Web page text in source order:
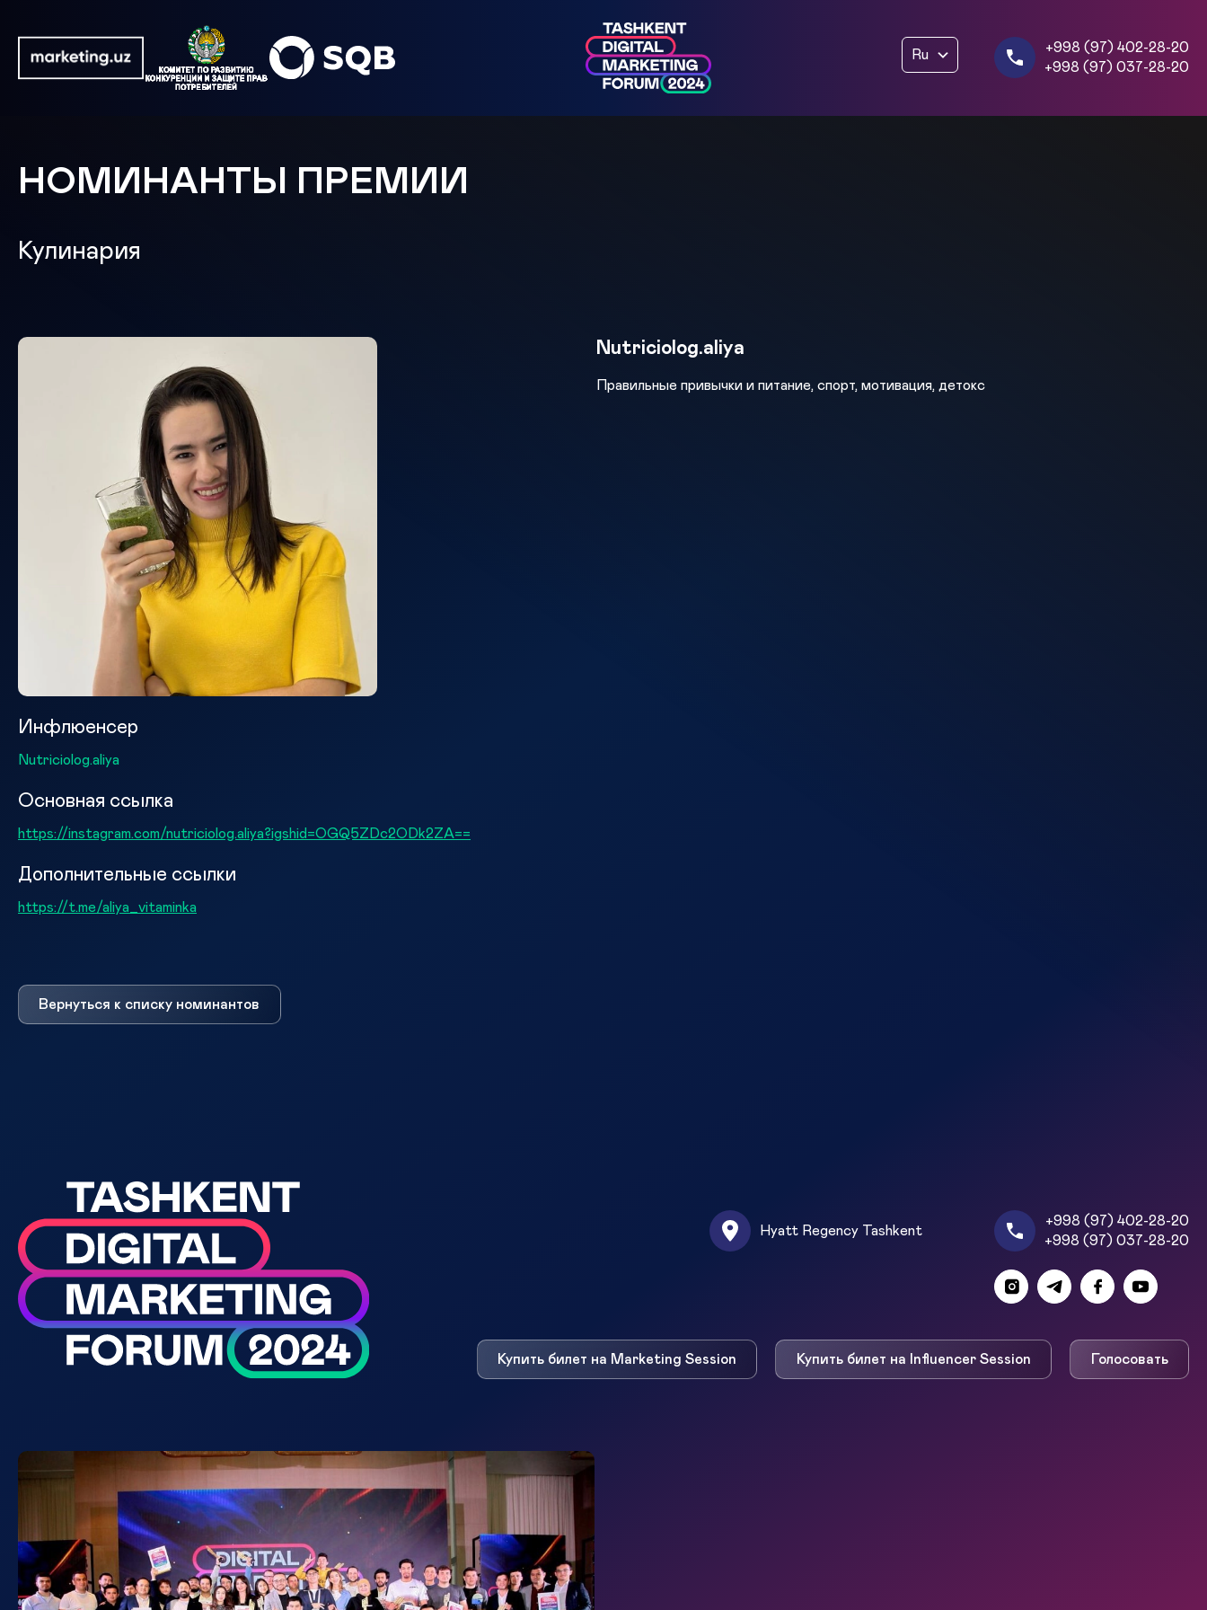
Ru
+998 (97) 402-28-20
+998 (97) 037-28-20
НОМИНАНТЫ ПРЕМИИ
Кулинария
Инфлюенсер
Nutriciolog.aliya
Основная ссылка
https://instagram.com/nutriciolog.aliya?igshid=OGQ5ZDc2ODk2ZA==
Дополнительные ссылки
https://t.me/aliya_vitaminka
Nutriciolog.aliya
Правильные привычки и питание, спорт, мотивация, детокс
Вернуться к списку номинантов
Hyatt Regency Tashkent
+998 (97) 402-28-20
+998 (97) 037-28-20
Купить билет на Marketing Session Купить билет на Influencer Session Голосовать